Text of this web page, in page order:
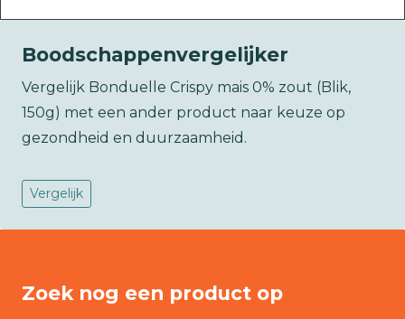
Boodschappenvergelijker
Vergelijk Bonduelle Crispy mais 0% zout (Blik,
150g) met een ander product naar keuze op
gezondheid en duurzaamheid.
Vergelijk
Zoek nog een product op